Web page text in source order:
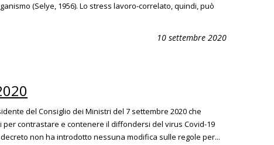
(Selye, 1956). Lo stress lavoro-correlato, quindi, può
10 settembre 2020
del Consiglio dei Ministri del 7 settembre 2020 che
contrastare e contenere il diffondersi del virus Covid-19
non ha introdotto nessuna modifica sulle regole per...